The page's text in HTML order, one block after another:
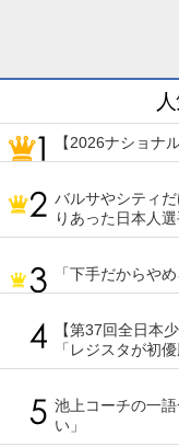
【2026ナショナ
バルサやシティ
りあった日本人
「下手だからや
【第37回全日本
「レジスタが初
池上コーチの一
い」